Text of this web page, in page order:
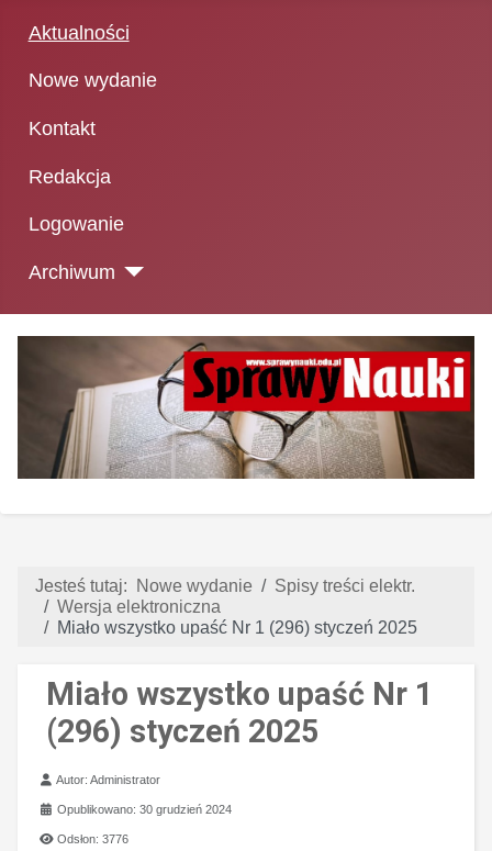
Aktualności
Nowe wydanie
Kontakt
Redakcja
Logowanie
Archiwum
Jesteś tutaj: Nowe wydanie
Spisy treści elektr.
Wersja elektroniczna
Miało wszystko upaść Nr 1 (296) styczeń 2025
Miało wszystko upaść Nr 1
(296) styczeń 2025
Szczegóły
Autor:Administrator
Opublikowano: 30 grudzień 2024
Odsłon: 3776